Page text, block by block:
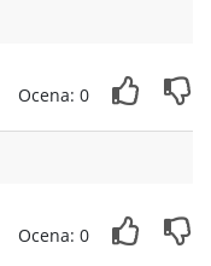
Ocena: 0
Ocena: 0